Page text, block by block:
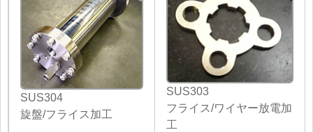
SUS304
旋盤/フライス加工
SUS303
フライス/ワイヤー放電加
工